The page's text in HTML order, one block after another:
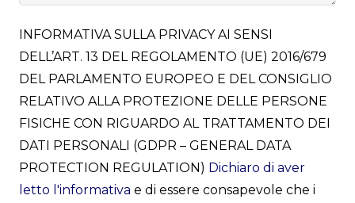
INFORMATIVA SULLA PRIVACY AI SENSI
DELL’ART. 13 DEL REGOLAMENTO (UE) 2016/679
DEL PARLAMENTO EUROPEO E DEL CONSIGLIO
RELATIVO ALLA PROTEZIONE DELLE PERSONE
FISICHE CON RIGUARDO AL TRATTAMENTO DEI
DATI PERSONALI (GDPR – GENERAL DATA
PROTECTION REGULATION) Dichiaro di aver
letto l'informativa e di essere consapevole che i